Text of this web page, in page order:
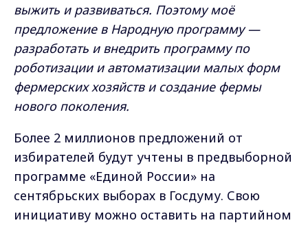
выжить и развиваться. Поэтому моё
предложение в Народную программу —
разработать и внедрить программу по
роботизации и автоматизации малых форм
фермерских хозяйств и создание фермы
нового поколения.
Более 2 миллионов предложений от
избирателей будут учтены в предвыборной
программе «Единой России» на
сентябрьских выборах в Госдуму. Свою
инициативу можно оставить на партийном